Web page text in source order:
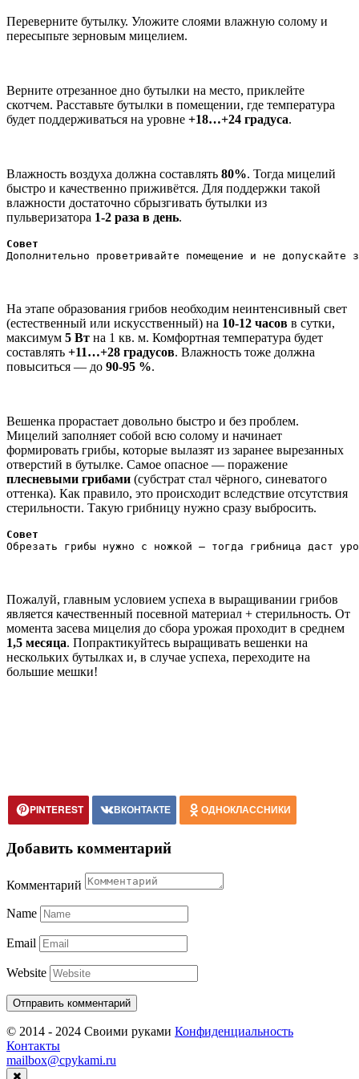
Переверните бутылку. Уложите слоями влажную солому и
пересыпьте зерновым мицелием.
Верните отрезанное дно бутылки на место, приклейте
скотчем. Расставьте бутылки в помещении, где температура
будет поддерживаться на уровне +18…+24 градуса.
Влажность воздуха должна составлять 80%. Тогда мицелий
быстро и качественно приживётся. Для поддержки такой
влажности достаточно сбрызгивать бутылки из
пульверизатора 1-2 раза в день.
Совет
Дополнительно проветривайте помещение и не допускайте
На этапе образования грибов необходим неинтенсивный свет
(естественный или искусственный) на 10-12 часов в сутки,
максимум 5 Вт на 1 кв. м. Комфортная температура будет
составлять +11…+28 градусов. Влажность тоже должна
повыситься — до 90-95 %.
Вешенка прорастает довольно быстро и без проблем.
Мицелий заполняет собой всю солому и начинает
формировать грибы, которые вылазят из заранее вырезанных
отверстий в бутылке. Самое опасное — поражение
плесневыми грибами (субстрат стал чёрного, синеватого
оттенка). Как правило, это происходит вследствие отсутствия
стерильности. Такую грибницу нужно сразу выбросить.
Совет
Обрезать грибы нужно с ножкой — тогда грибница даст
Пожалуй, главным условием успеха в выращивании грибов
является качественный посевной материал + стерильность. От
момента засева мицелия до сбора урожая проходит в среднем
1,5 месяца. Попрактикуйтесь выращивать вешенки на
нескольких бутылках и, в случае успеха, переходите на
большие мешки!
PINTEREST ВКОНТАКТЕ ОДНОКЛАССНИКИ
Добавить комментарий
Комментарий
Name
Email
Website
© 2014 - 2024 Своими руками Конфиденциальность
Контакты
mailbox@cpykami.ru